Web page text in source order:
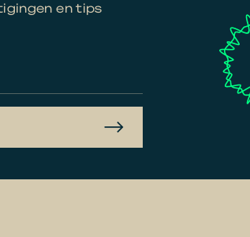
en tips